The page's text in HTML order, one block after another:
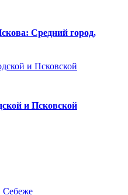
Средний город,
и Псковской